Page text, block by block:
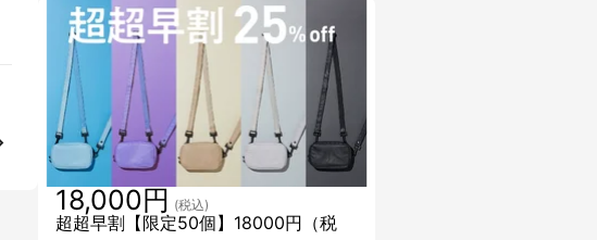
超超早割【限定50個】18000円（税
18,000円 (税込)